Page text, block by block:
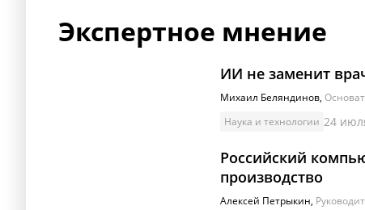
Экспертное мнение
ИИ не заменит
Михаил Беляндинов,
Наука и технологии 24
Российский
производство
Алексей Петрыкин,